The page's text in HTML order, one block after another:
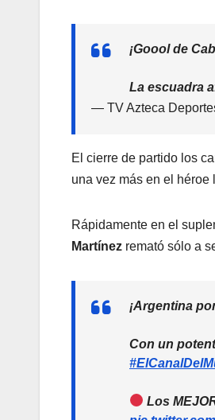
¡Goool de
La escuadra
— TV Azteca
El cierre de partido los
una vez más en el héroe
Rápidamente en el
Martínez remató sólo a
¡Argentina
Con un
Los